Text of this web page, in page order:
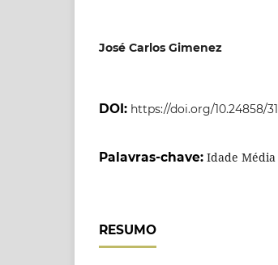
José Carlos Gimenez
DOI: https://doi.org/10.24858/31
Palavras-chave: Idade Média
RESUMO